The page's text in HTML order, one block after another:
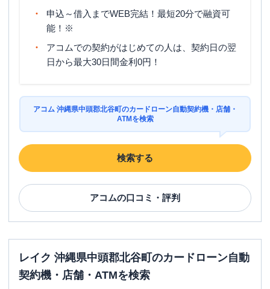
申込～借入までWEB完結！最短20分で融資可
能！※
アコムでの契約がはじめての人は、契約日の翌
日から最大30日間金利0円！
アコム 沖縄県中頭郡北谷町のカードローン自動契約機・店舗・
ATMを検索
検索する
アコムの口コミ・評判
レイク 沖縄県中頭郡北谷町のカードローン自動
契約機・店舗・ATMを検索